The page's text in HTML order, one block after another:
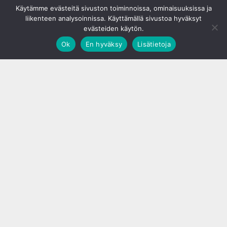
Käytämme evästeitä sivuston toiminnoissa, ominaisuuksissa ja
liikenteen analysoinnissa. Käyttämällä sivustoa hyväksyt
evästeiden käytön.
Ok
En hyväksy Lisätietoja